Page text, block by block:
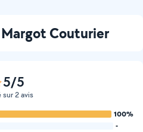
Couturier
5/5
sur 2 avis
100%
-